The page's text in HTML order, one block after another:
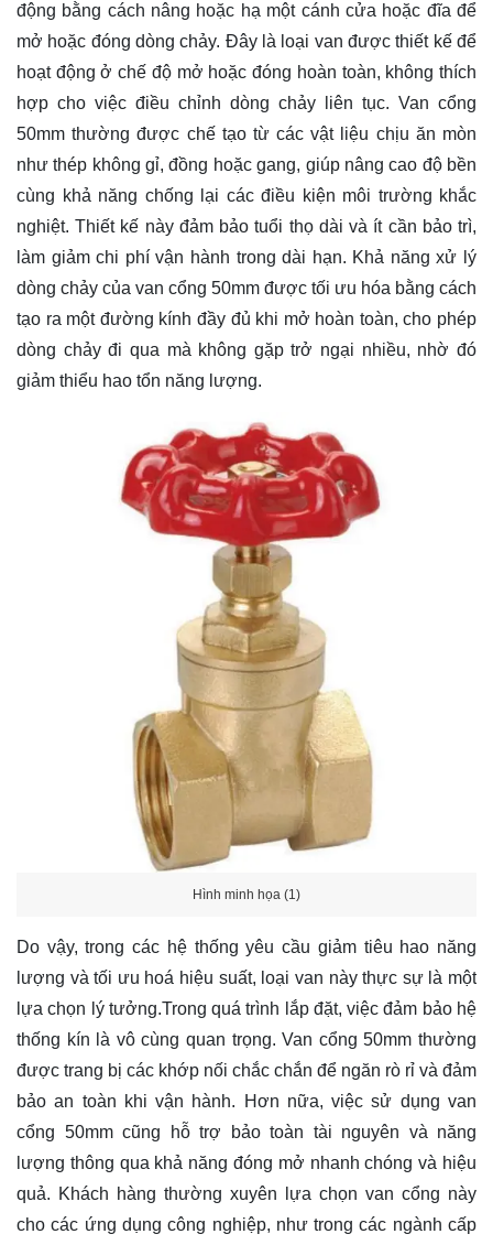
động bằng cách nâng hoặc hạ một cánh cửa hoặc đĩa để
mở hoặc đóng dòng chảy. Đây là loại van được thiết kế để
hoạt động ở chế độ mở hoặc đóng hoàn toàn, không thích
hợp cho việc điều chỉnh dòng chảy liên tục. Van cổng
50mm thường được chế tạo từ các vật liệu chịu ăn mòn
như thép không gỉ, đồng hoặc gang, giúp nâng cao độ bền
cùng khả năng chống lại các điều kiện môi trường khắc
nghiệt. Thiết kế này đảm bảo tuổi thọ dài và ít cần bảo trì,
làm giảm chi phí vận hành trong dài hạn. Khả năng xử lý
dòng chảy của van cổng 50mm được tối ưu hóa bằng cách
tạo ra một đường kính đầy đủ khi mở hoàn toàn, cho phép
dòng chảy đi qua mà không gặp trở ngại nhiều, nhờ đó
giảm thiểu hao tổn năng lượng.
Hình minh họa (1)
Do vậy, trong các hệ thống yêu cầu giảm tiêu hao năng
lượng và tối ưu hoá hiệu suất, loại van này thực sự là một
lựa chọn lý tưởng.Trong quá trình lắp đặt, việc đảm bảo hệ
thống kín là vô cùng quan trọng. Van cổng 50mm thường
được trang bị các khớp nối chắc chắn để ngăn rò rỉ và đảm
bảo an toàn khi vận hành. Hơn nữa, việc sử dụng van
cổng 50mm cũng hỗ trợ bảo toàn tài nguyên và năng
lượng thông qua khả năng đóng mở nhanh chóng và hiệu
quả. Khách hàng thường xuyên lựa chọn van cổng này
cho các ứng dụng công nghiệp, như trong các ngành cấp